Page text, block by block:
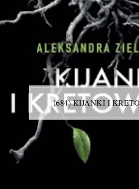
(684) KIJANKI I